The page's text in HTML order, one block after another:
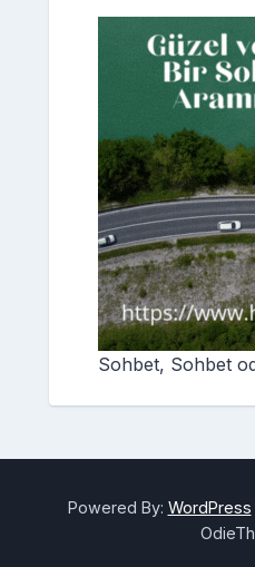
Sohbet, Sohbet
Powered By: WordPress